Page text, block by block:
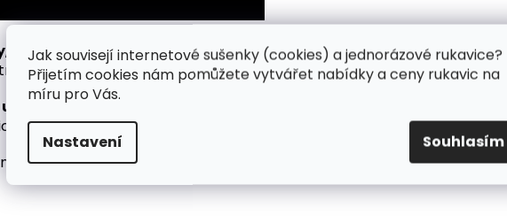
Jak souvisejí internetové sušenky (cookies) a jednorázové rukavice?
Přijetím cookies nám pomůžete vytvářet nabídky a ceny rukavic na
míru pro Vás.
Nastavení Souhlasím
, které prodáváme, chceme znát do detailu, proto jetestujeme a
design a o rukavicích toho víme opravdu hodně.
u našich zákazníků ptáme se jich
pracovišti, abyste získali představu a inspiraci o použití jednotlivých
nawebu, ale i na sociálních sítích - Instagramu.